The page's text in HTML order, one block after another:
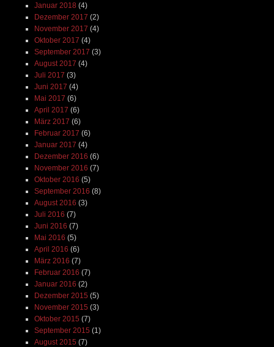
Januar 2018 (4)
Dezember 2017 (2)
November 2017 (4)
Oktober 2017 (4)
September 2017 (3)
August 2017 (4)
Juli 2017 (3)
Juni 2017 (4)
Mai 2017 (6)
April 2017 (6)
März 2017 (6)
Februar 2017 (6)
Januar 2017 (4)
Dezember 2016 (6)
November 2016 (7)
Oktober 2016 (5)
September 2016 (8)
August 2016 (3)
Juli 2016 (7)
Juni 2016 (7)
Mai 2016 (5)
April 2016 (6)
März 2016 (7)
Februar 2016 (7)
Januar 2016 (2)
Dezember 2015 (5)
November 2015 (3)
Oktober 2015 (7)
September 2015 (1)
August 2015 (7)